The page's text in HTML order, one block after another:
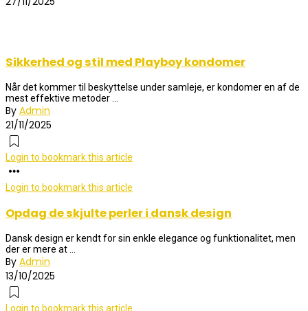
Sikkerhed og stil med Playboy kondomer
Når det kommer til beskyttelse under samleje, er kondomer en af de
mest effektive metoder ...
By Admin
21/11/2025
Login to bookmark this article
Login to bookmark this article
Opdag de skjulte perler i dansk design
Dansk design er kendt for sin enkle elegance og funktionalitet, men
der er mere at ...
By Admin
13/10/2025
Login to bookmark this article